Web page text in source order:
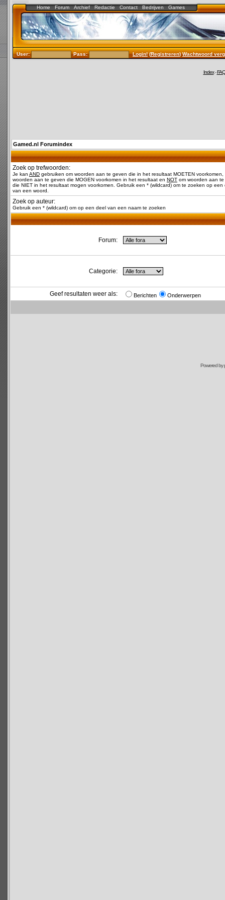
Home Forum Archief Redactie Contact Bedrijven Games
User: Pass: Login!(Registreren)Wachtwoord
Index-FAQ
Gamed.nl Forumindex
Zoek op trefwoorden:
Je kan AND gebruiken om woorden aan te geven die in het resultaat MOETEN voorkomen,
woorden aan te geven die MOGEN voorkomen in het resultaat en NOT om woorden aan
die NIET in het resultaat mogen voorkomen. Gebruik een * (wildcard) om te zoeken op een
van een woord.
Zoek op auteur:
Gebruik een * (wildcard) om op een deel van een naam te zoeken
Forum:
Categorie:
Geef resultaten weer als: Berichten Onderwerpen
Powered by